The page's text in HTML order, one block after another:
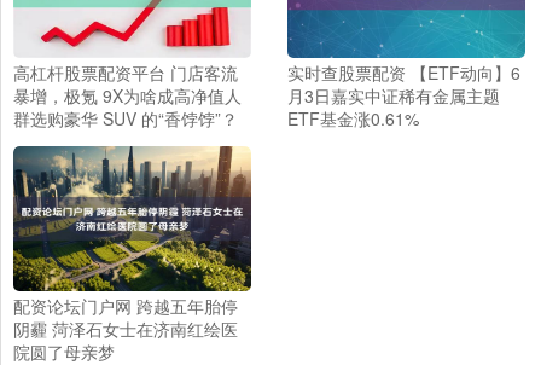
高杠杆股票配资平台 门店客流
暴增，极氪 9X为啥成高净值人
群选购豪华 SUV 的“香饽饽”？
实时查股票配资 【ETF动向】6
月3日嘉实中证稀有金属主题
ETF基金涨0.61%
配资论坛门户网 跨越五年胎停
阴霾 菏泽石女士在济南红绘医
院圆了母亲梦